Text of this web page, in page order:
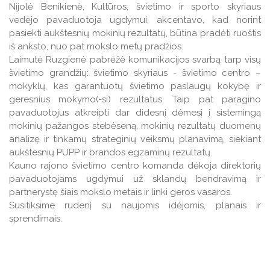
Nijolė Benikienė, Kultūros, švietimo ir sporto skyriaus
vedėjo pavaduotoja ugdymui, akcentavo, kad norint
pasiekti aukštesnių mokinių rezultatų, būtina pradėti ruoštis
iš anksto, nuo pat mokslo metų pradžios.
Laimutė Ruzgienė pabrėžė komunikacijos svarbą tarp visų
švietimo grandžių: švietimo skyriaus - švietimo centro –
mokyklų, kas garantuotų švietimo paslaugų kokybę ir
geresnius mokymo(-si) rezultatus. Taip pat paragino
pavaduotojus atkreipti dar didesnį dėmesį į sistemingą
mokinių pažangos stebėseną, mokinių rezultatų duomenų
analizę ir tinkamų strateginių veiksmų planavimą, siekiant
aukštesnių PUPP ir brandos egzaminų rezultatų.
Kauno rajono švietimo centro komanda dėkoja direktorių
pavaduotojams ugdymui už sklandų bendravimą ir
partnerystę šiais mokslo metais ir linki geros vasaros.
Susitiksime rudenį su naujomis idėjomis, planais ir
sprendimais.